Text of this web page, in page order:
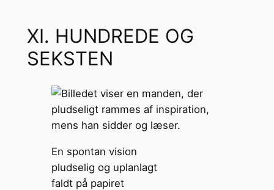
XI. HUNDREDE OG
SEKSTEN
En spontan vision
pludselig og uplanlagt
faldt på papiret